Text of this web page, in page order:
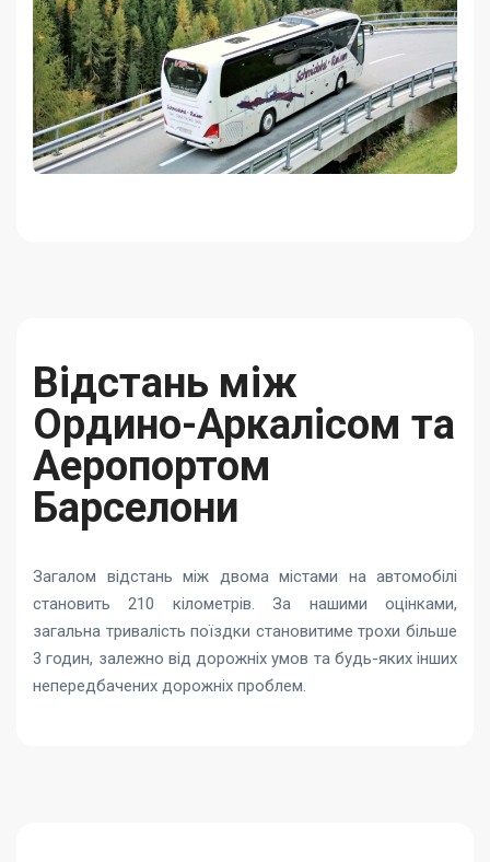
Відстань між
Ордино-Аркалісом та
Аеропортом
Барселони
Загалом відстань між двома містами на автомобілі
становить 210 кілометрів. За нашими оцінками,
загальна тривалість поїздки становитиме трохи більше
3 годин, залежно від дорожніх умов та будь-яких інших
непередбачених дорожніх проблем.